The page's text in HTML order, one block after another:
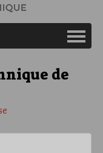
de